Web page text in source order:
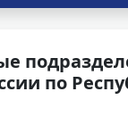
по